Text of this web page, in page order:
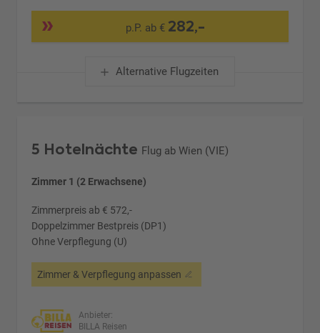
p.P. ab € 282,-
Alternative Flugzeiten
5 Hotelnächte Flug ab Wien (VIE)
Zimmer 1 (2 Erwachsene)
Zimmerpreis ab € 572,-
Doppelzimmer Bestpreis (DP1)
Ohne Verpflegung (U)
Zimmer & Verpflegung anpassen
Anbieter:
BILLA Reisen